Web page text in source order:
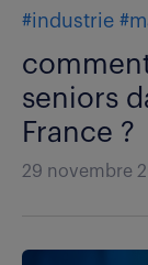
#industrie
seniors
France ?
29 novembre